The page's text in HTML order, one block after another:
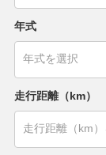
年式
走行距離（km）